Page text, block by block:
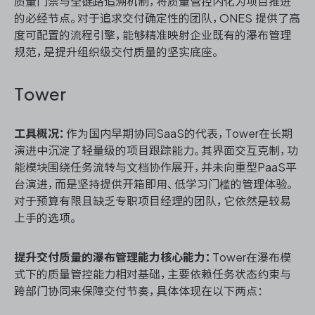
的必经节点。对于追求交付确定性的团队，ONES 提供了高
度可配置的流程引擎，能够精准映射企业既有的瀑布管理
规范，是提升组织级交付质量的坚实底座。
Tower
工具概况： 作为国内早期协同SaaS的代表，Tower在长期
演进中沉淀了轻量级的项目跟踪能力。其界面交互克制，功
能模块围绕任务流转与文档协作展开，并未向重型PaaS平
台演进，而是坚持提供开箱即用、低学习门槛的管理体验。
对于预算有限且缺乏专职项目经理的团队，它依然是较易
上手的选项。
提升交付质量的瀑布管理能力核心能力： Tower在瀑布模
式下的质量管控能力相对基础，主要依赖任务状态约束与
跨部门协同来保障交付节奏，具体体现在以下两点：